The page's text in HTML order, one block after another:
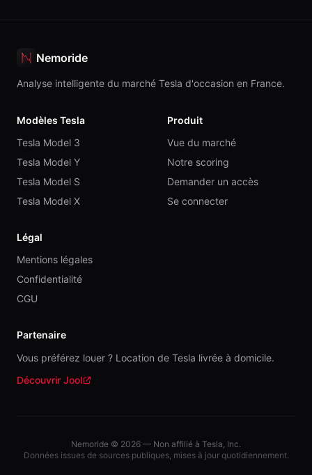
Nemoride
Analyse intelligente du marché Tesla d'occasion en France.
Modèles Tesla
Tesla Model 3
Tesla Model Y
Tesla Model S
Tesla Model X
Produit
Vue du marché
Notre scoring
Demander un accès
Se connecter
Légal
Mentions légales
Confidentialité
CGU
Partenaire
Vous préférez louer ? Location de Tesla livrée à domicile.
Découvrir Jool
(nouvelle fenêtre)
Nemoride © 2026 — Non affilié à Tesla, Inc.
Données issues de sources publiques, mises à jour quotidiennement.